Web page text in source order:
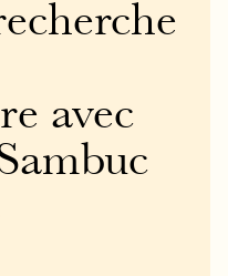
avec